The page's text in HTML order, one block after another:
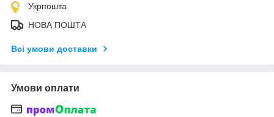
Укрпошта
НОВА ПОШТА
Всі умови доставки
Умови оплати